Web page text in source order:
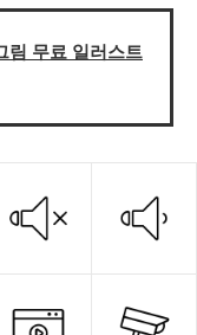
림 무료 일러스트